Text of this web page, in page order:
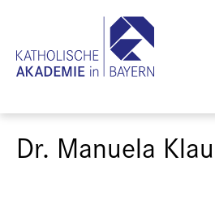
Dr. Manuela